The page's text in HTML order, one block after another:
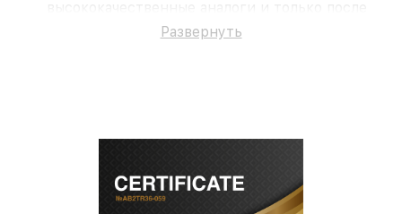
согласования с клиентом.
На все работы и замененные комплектующие
безупречной репутацией;
современное оборудование и
Развернуть